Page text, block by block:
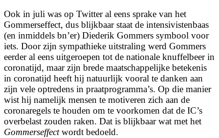
Ook in juli was op Twitter al eens sprake van het
Gommerseffect, dus blijkbaar staat de intensivistenbaas
(en inmiddels bn’er) Diederik Gommers symbool voor
iets. Door zijn sympathieke uitstraling werd Gommers
eerder al eens uitgeroepen tot de nationale knuffelbeer in
coronatijd, maar zijn brede maatschappelijke betekenis
in coronatijd heeft hij natuurlijk vooral te danken aan
zijn vele optredens in praatprogramma’s. Op die manier
wist hij namelijk mensen te motiveren zich aan de
coronaregels te houden om te voorkomen dat de IC’s
overbelast zouden raken. Dat is blijkbaar wat met het
Gommerseffectwordt bedoeld.